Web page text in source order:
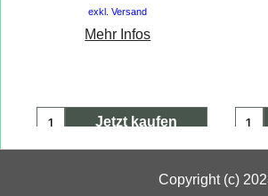
exkl. Versand
Mehr Infos
Jetzt kaufen
Copyright (c)